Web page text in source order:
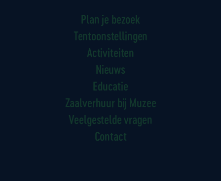
Plan je bezoek
Tentoonstellingen
Activiteiten
Nieuws
Educatie
Zaalverhuur bij Muzee
Veelgestelde vragen
Contact